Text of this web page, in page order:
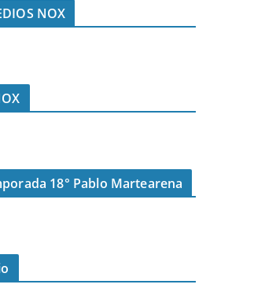
NOX
18° Pablo Martearena